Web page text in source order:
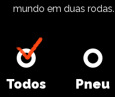
mundo em duas
Todos Pneu